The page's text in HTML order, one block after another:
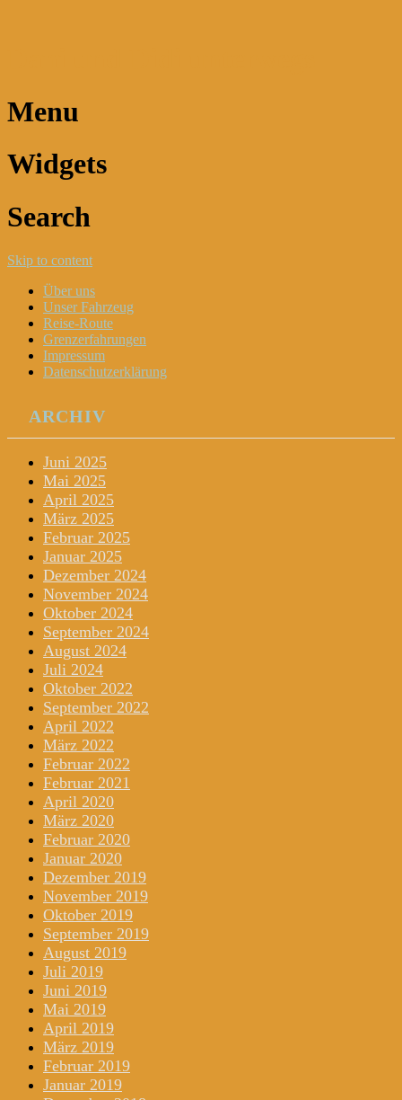
Menu
Widgets
Search
Skip to content
Über uns
Unser Fahrzeug
Reise-Route
Grenzerfahrungen
Impressum
Datenschutzerklärung
ARCHIV
Juni 2025
Mai 2025
April 2025
März 2025
Februar 2025
Januar 2025
Dezember 2024
November 2024
Oktober 2024
September 2024
August 2024
Juli 2024
Oktober 2022
September 2022
April 2022
März 2022
Februar 2022
Februar 2021
April 2020
März 2020
Februar 2020
Januar 2020
Dezember 2019
November 2019
Oktober 2019
September 2019
August 2019
Juli 2019
Juni 2019
Mai 2019
April 2019
März 2019
Februar 2019
Januar 2019